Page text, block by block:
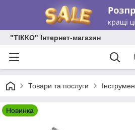
"ТІККО" Інтернет-магазин
Товари та послуги
Новинка